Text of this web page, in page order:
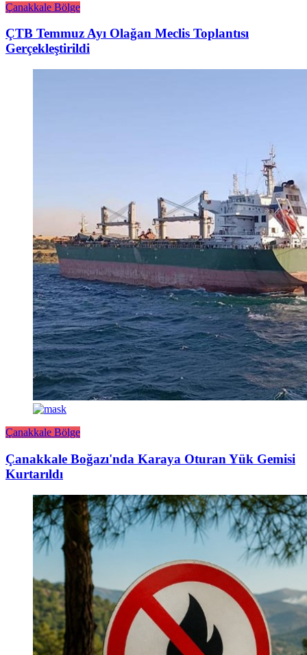
Çanakkale Bölge
ÇTB Temmuz Ayı Olağan Meclis Toplantısı
Gerçekleştirildi
Çanakkale Bölge
Çanakkale Boğazı'nda Karaya Oturan Yük Gemisi
Kurtarıldı